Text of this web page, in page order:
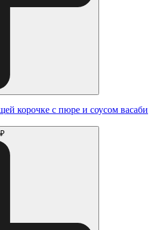
корочке с пюре и соусом васаби